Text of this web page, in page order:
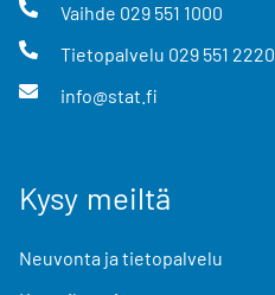
Vaihde 029 551 1000
Tietopalvelu 029 551 2220
info@stat.fi
Kysy meiltä
Neuvonta ja tietopalvelu